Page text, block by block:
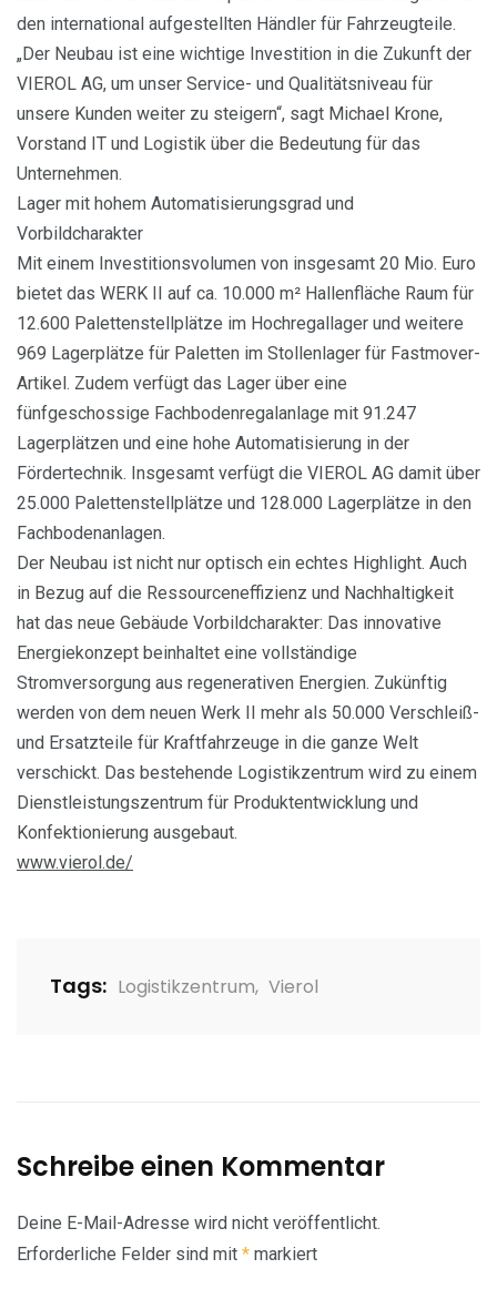
den international aufgestellten Händler für Fahrzeugteile.
„Der Neubau ist eine wichtige Investition in die Zukunft der
VIEROL AG, um unser Service- und Qualitätsniveau für
unsere Kunden weiter zu steigern“, sagt Michael Krone,
Vorstand IT und Logistik über die Bedeutung für das
Unternehmen.
Lager mit hohem Automatisierungsgrad und
Vorbildcharakter
Mit einem Investitionsvolumen von insgesamt 20 Mio. Euro
bietet das WERK II auf ca. 10.000 m² Hallenfläche Raum für
12.600 Palettenstellplätze im Hochregallager und weitere
969 Lagerplätze für Paletten im Stollenlager für Fastmover-
Artikel. Zudem verfügt das Lager über eine
fünfgeschossige Fachbodenregalanlage mit 91.247
Lagerplätzen und eine hohe Automatisierung in der
Fördertechnik. Insgesamt verfügt die VIEROL AG damit über
25.000 Palettenstellplätze und 128.000 Lagerplätze in den
Fachbodenanlagen.
Der Neubau ist nicht nur optisch ein echtes Highlight. Auch
in Bezug auf die Ressourceneffizienz und Nachhaltigkeit
hat das neue Gebäude Vorbildcharakter: Das innovative
Energiekonzept beinhaltet eine vollständige
Stromversorgung aus regenerativen Energien. Zukünftig
werden von dem neuen Werk II mehr als 50.000 Verschleiß-
und Ersatzteile für Kraftfahrzeuge in die ganze Welt
verschickt. Das bestehende Logistikzentrum wird zu einem
Dienstleistungszentrum für Produktentwicklung und
Konfektionierung ausgebaut.
www.vierol.de/
Tags: Logistikzentrum, Vierol
Schreibe einen Kommentar
Deine E-Mail-Adresse wird nicht veröffentlicht.
Erforderliche Felder sind mit * markiert